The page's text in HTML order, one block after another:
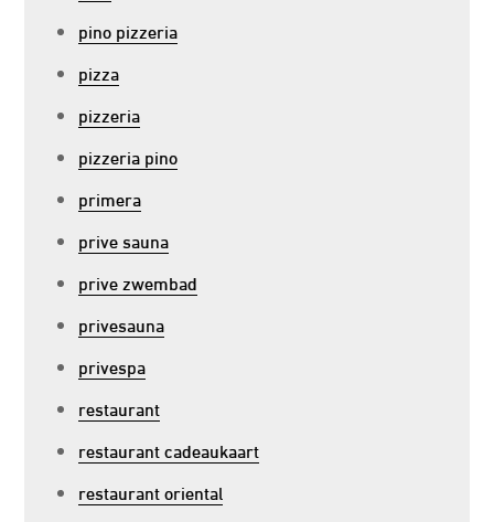
pino pizzeria
pizza
pizzeria
pizzeria pino
primera
prive sauna
prive zwembad
privesauna
privespa
restaurant
restaurant cadeaukaart
restaurant oriental